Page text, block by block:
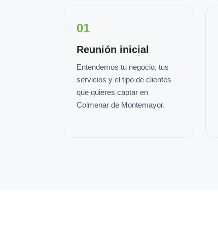
01
Reunión inicial
Entendemos tu negocio, tus
servicios y el tipo de clientes
que quieres captar en
Colmenar de Montemayor.